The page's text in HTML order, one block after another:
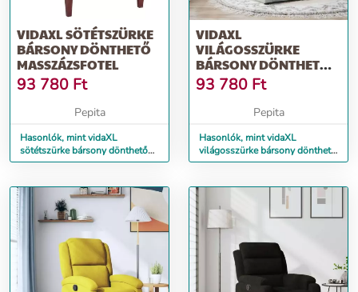
VIDAXL SÖTÉTSZÜRKE
BÁRSONY DÖNTHETŐ
MASSZÁZSFOTEL
93 780 Ft
Pepita
Hasonlók, mint vidaXL
sötétszürke bársony dönthető
masszázsfotel
VIDAXL
VILÁGOSSZÜRKE
BÁRSONY DÖNTHETŐ
MASSZÁZSFOTEL
93 780 Ft
Pepita
Hasonlók, mint vidaXL
világosszürke bársony dönthető
masszázsfotel